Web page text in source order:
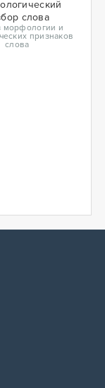
слова
морфологии и
признаков
слова